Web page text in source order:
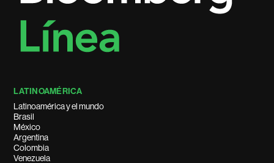
LATINOAMÉRICA
Latinoamérica y el mundo
Brasil
México
Argentina
Colombia
Venezuela